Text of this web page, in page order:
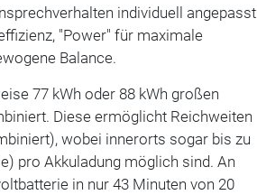
individuell angepasst
"Power" für maximale
Balance.
77 kWh oder 88 kWh großen
Diese ermöglicht Reichweiten
wobei innerorts sogar bis zu
pro Akkuladung möglich sind. An
in nur 43 Minuten von 20